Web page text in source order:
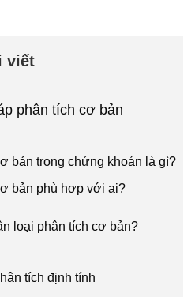
viết
phân tích cơ bản
bản trong chứng khoán là gì?
bản phù hợp với ai?
loại phân tích cơ bản?
tích định tính